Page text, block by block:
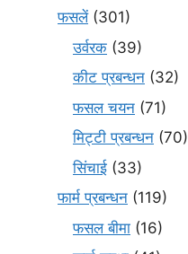
फसलें(301)
उर्वरक (39)
कीट प्रबन्धन (32)
फसल चयन (71)
मि‌ट्टी प्रबन्धन (70)
सिंचाई (33)
फार्म प्रबन्धन (119)
फसल बीमा (16)